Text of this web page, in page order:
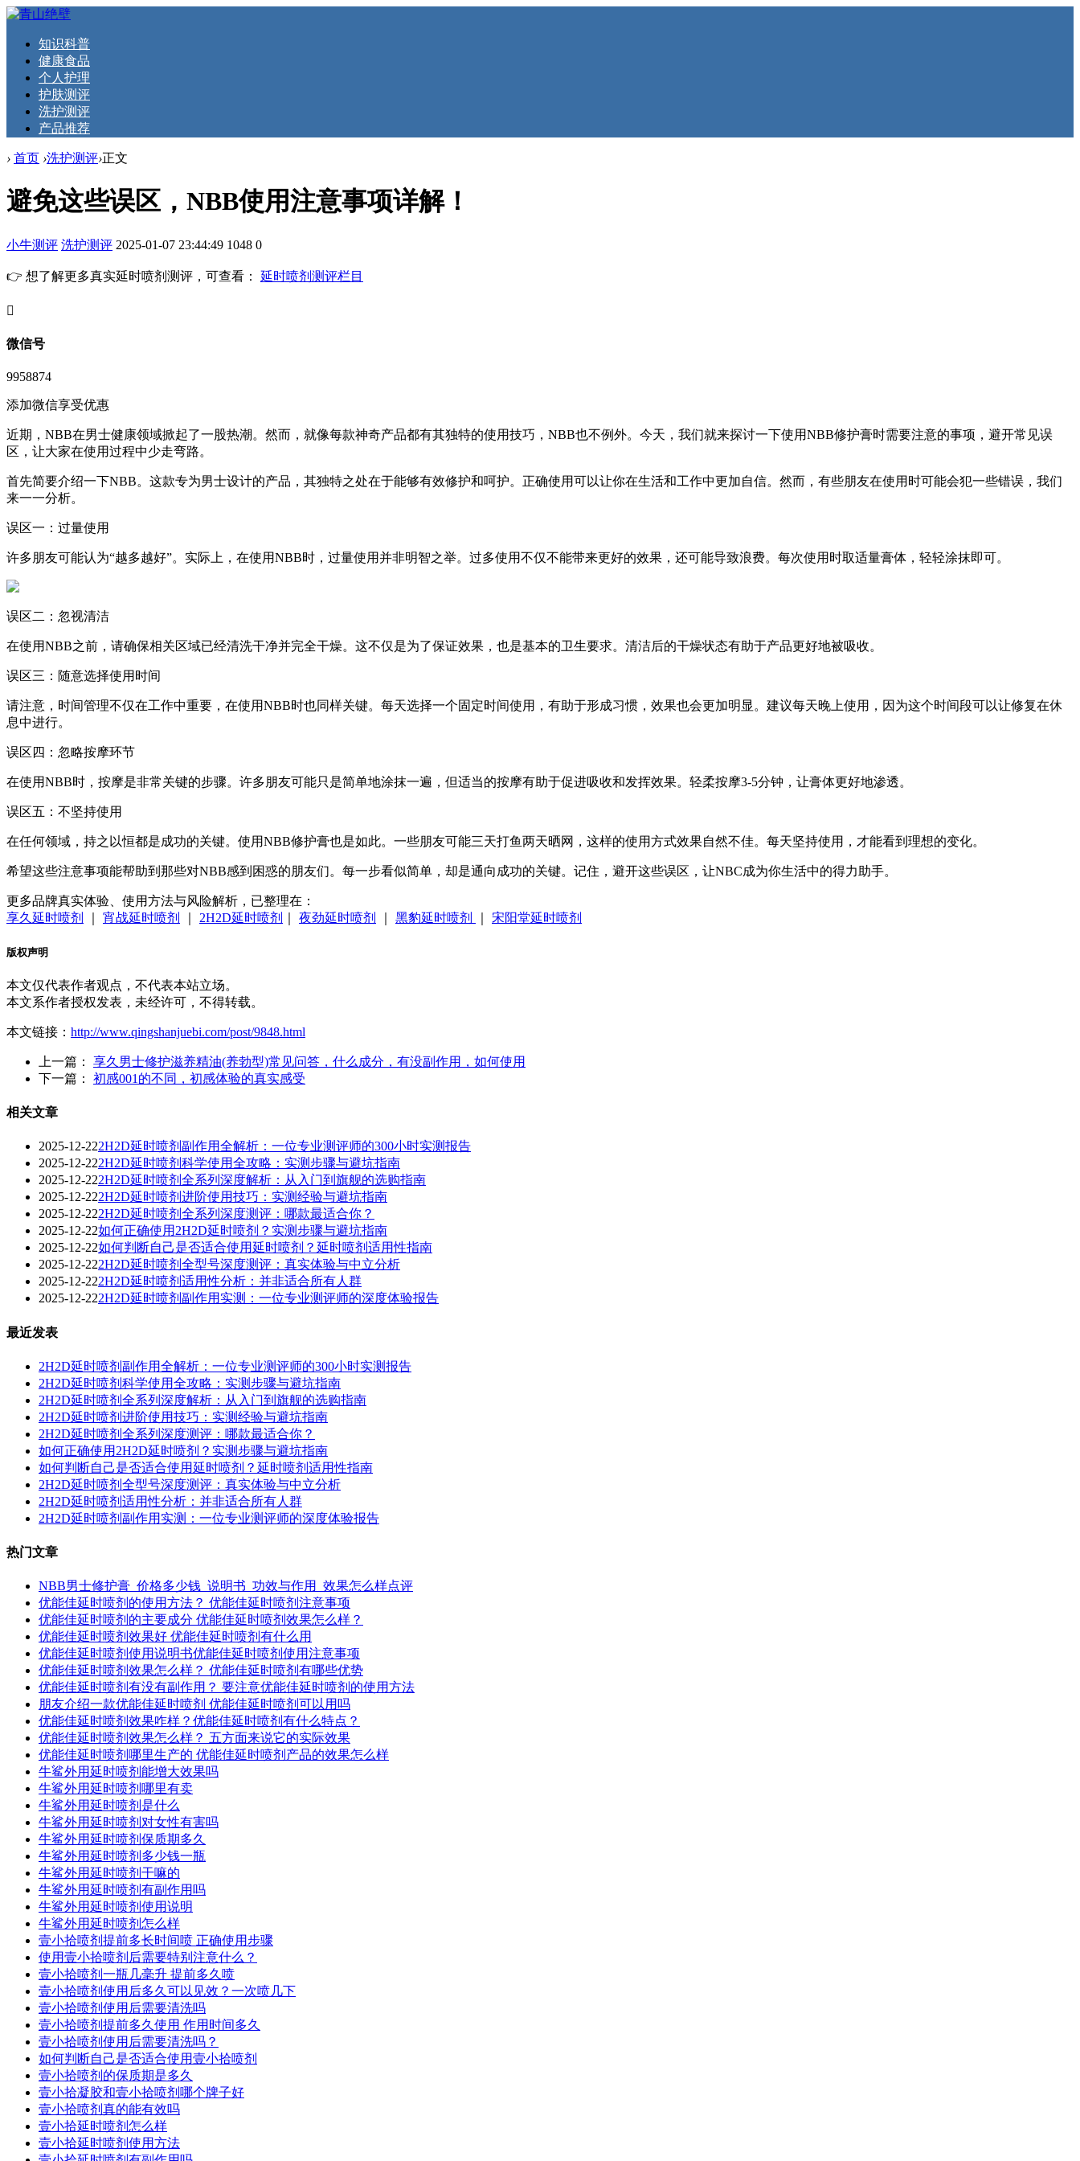
知识科普
健康食品
个人护理
护肤测评
洗护测评
产品推荐
› 首页 ›洗护测评›正文
避免这些误区，NBB使用注意事项详解！
小牛测评 洗护测评 2025-01-07 23:44:49 1048 0
👉 想了解更多真实延时喷剂测评，可查看： 延时喷剂测评栏目
󦘖
微信号
9958874
添加微信享受优惠
近期，NBB在男士健康领域掀起了一股热潮。然而，就像每款神奇产品都有其独特的使用技巧，NBB也不例外。今天，我们就来探讨一下使用NBB修护膏时需要注意的事项，避开常见误
区，让大家在使用过程中少走弯路。
首先简要介绍一下NBB。这款专为男士设计的产品，其独特之处在于能够有效修护和呵护。正确使用可以让你在生活和工作中更加自信。然而，有些朋友在使用时可能会犯一些错误，我们
来一一分析。
误区一：过量使用
许多朋友可能认为“越多越好”。实际上，在使用NBB时，过量使用并非明智之举。过多使用不仅不能带来更好的效果，还可能导致浪费。每次使用时取适量膏体，轻轻涂抹即可。
误区二：忽视清洁
在使用NBB之前，请确保相关区域已经清洗干净并完全干燥。这不仅是为了保证效果，也是基本的卫生要求。清洁后的干燥状态有助于产品更好地被吸收。
误区三：随意选择使用时间
请注意，时间管理不仅在工作中重要，在使用NBB时也同样关键。每天选择一个固定时间使用，有助于形成习惯，效果也会更加明显。建议每天晚上使用，因为这个时间段可以让修复在休
息中进行。
误区四：忽略按摩环节
在使用NBB时，按摩是非常关键的步骤。许多朋友可能只是简单地涂抹一遍，但适当的按摩有助于促进吸收和发挥效果。轻柔按摩3-5分钟，让膏体更好地渗透。
误区五：不坚持使用
在任何领域，持之以恒都是成功的关键。使用NBB修护膏也是如此。一些朋友可能三天打鱼两天晒网，这样的使用方式效果自然不佳。每天坚持使用，才能看到理想的变化。
希望这些注意事项能帮助到那些对NBB感到困惑的朋友们。每一步看似简单，却是通向成功的关键。记住，避开这些误区，让NBC成为你生活中的得力助手。
更多品牌真实体验、使用方法与风险解析，已整理在：
享久延时喷剂
宵战延时喷剂 2H2D延时喷剂 夜劲延时喷剂 黑豹延时喷剂 宋阳堂延时喷剂
版权声明
本文仅代表作者观点，不代表本站立场。
本文系作者授权发表，未经许可，不得转载。
本文链接： http://www.qingshanjuebi.com/post/9848.html
上一篇： 享久男士修护滋养精油(养勃型)常见问答，什么成分，有没副作用，如何使用
下一篇： 初感001的不同，初感体验的真实感受
相关文章
2025-12-222H2D延时喷剂副作用全解析：一位专业测评师的300小时实测报告
2025-12-222H2D延时喷剂科学使用全攻略：实测步骤与避坑指南
2025-12-222H2D延时喷剂全系列深度解析：从入门到旗舰的选购指南
2025-12-222H2D延时喷剂进阶使用技巧：实测经验与避坑指南
2025-12-222H2D延时喷剂全系列深度测评：哪款最适合你？
2025-12-22如何正确使用2H2D延时喷剂？实测步骤与避坑指南
2025-12-22如何判断自己是否适合使用延时喷剂？延时喷剂适用性指南
2025-12-222H2D延时喷剂全型号深度测评：真实体验与中立分析
2025-12-222H2D延时喷剂适用性分析：并非适合所有人群
2025-12-222H2D延时喷剂副作用实测：一位专业测评师的深度体验报告
最近发表
2H2D延时喷剂副作用全解析：一位专业测评师的300小时实测报告
2H2D延时喷剂科学使用全攻略：实测步骤与避坑指南
2H2D延时喷剂全系列深度解析：从入门到旗舰的选购指南
2H2D延时喷剂进阶使用技巧：实测经验与避坑指南
2H2D延时喷剂全系列深度测评：哪款最适合你？
如何正确使用2H2D延时喷剂？实测步骤与避坑指南
如何判断自己是否适合使用延时喷剂？延时喷剂适用性指南
2H2D延时喷剂全型号深度测评：真实体验与中立分析
2H2D延时喷剂适用性分析：并非适合所有人群
2H2D延时喷剂副作用实测：一位专业测评师的深度体验报告
热门文章
NBB男士修护膏_价格多少钱_说明书_功效与作用_效果怎么样点评
优能佳延时喷剂的使用方法？ 优能佳延时喷剂注意事项
优能佳延时喷剂的主要成分 优能佳延时喷剂效果怎么样？
优能佳延时喷剂效果好 优能佳延时喷剂有什么用
优能佳延时喷剂使用说明书优能佳延时喷剂使用注意事项
优能佳延时喷剂效果怎么样？ 优能佳延时喷剂有哪些优势
优能佳延时喷剂有没有副作用？ 要注意优能佳延时喷剂的使用方法
朋友介绍一款优能佳延时喷剂 优能佳延时喷剂可以用吗
优能佳延时喷剂效果咋样？优能佳延时喷剂有什么特点？
优能佳延时喷剂效果怎么样？ 五方面来说它的实际效果
优能佳延时喷剂哪里生产的 优能佳延时喷剂产品的效果怎么样
牛鲨外用延时喷剂能增大效果吗
牛鲨外用延时喷剂哪里有卖
牛鲨外用延时喷剂是什么
牛鲨外用延时喷剂对女性有害吗
牛鲨外用延时喷剂保质期多久
牛鲨外用延时喷剂多少钱一瓶
牛鲨外用延时喷剂干嘛的
牛鲨外用延时喷剂有副作用吗
牛鲨外用延时喷剂使用说明
牛鲨外用延时喷剂怎么样
壹小拾喷剂提前多长时间喷 正确使用步骤
使用壹小拾喷剂后需要特别注意什么？
壹小拾喷剂一瓶几毫升 提前多久喷
壹小拾喷剂使用后多久可以见效？一次喷几下
壹小拾喷剂使用后需要清洗吗
壹小拾喷剂提前多久使用 作用时间多久
壹小拾喷剂使用后需要清洗吗？
如何判断自己是否适合使用壹小拾喷剂
壹小拾喷剂的保质期是多久
壹小拾凝胶和壹小拾喷剂哪个牌子好
壹小拾喷剂真的能有效吗
壹小拾延时喷剂怎么样
壹小拾延时喷剂使用方法